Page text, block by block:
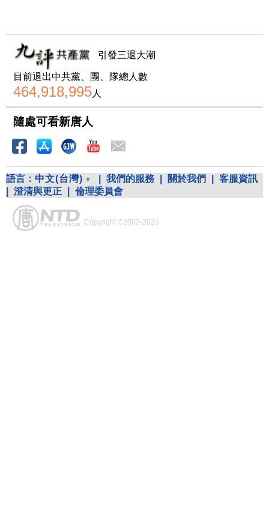
引發三退大潮
目前退出中共黨、團、隊總人數
464,918,995人
隨處可看新唐人
語言： 中文(台灣) 我們的服務 關於我們
客服資訊
澄清與更正 倫理委員會
Copyright ©2002-2023